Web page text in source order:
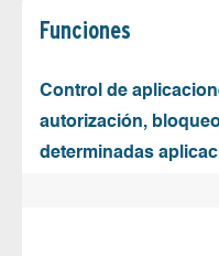
Funciones
Control de
autorización,
determinadas